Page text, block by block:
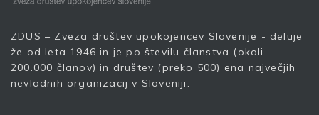
ZDUS – Zveza društev upokojencev Slovenije - deluje
že od leta 1946 in je po številu članstva (okoli
200.000 članov) in društev (preko 500) ena največjih
nevladnih organizacij v Sloveniji.